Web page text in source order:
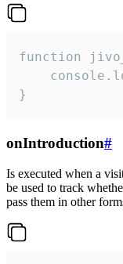
function
}
onIntroduction#
Is executed when a
be used to track
pass them in other